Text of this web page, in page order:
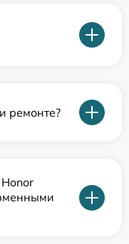
ремонте?